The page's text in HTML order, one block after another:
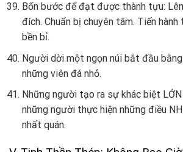
Bốn bước để đạt được thành tựu:
đích. Chuẩn bị chuyên tâm. Tiến
bền bỉ.
Người dời một ngọn núi bắt đầu
những viên đá nhỏ.
Những người tạo ra sự khác biệt
những người thực hiện những điều
nhất quán.